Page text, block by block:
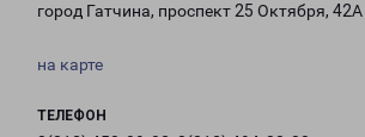
город Гатчина, проспект 25 Октября, 42А
на карте
ТЕЛЕФОН